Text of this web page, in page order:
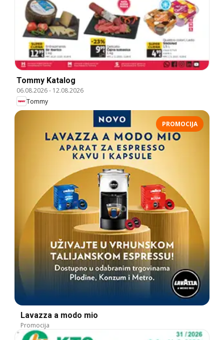
Tommy Katalog
06.08.2026- 12.08.2026
Tommy
PROMOCIJA
Lavazza a modo mio
Promocija